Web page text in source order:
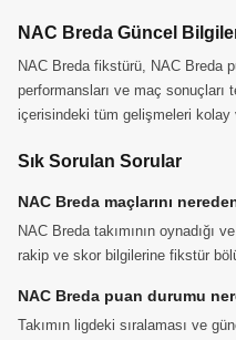
NAC Breda Güncel
NAC Breda fikstürü, NAC Breda
performansları ve maç
içerisindeki tüm gelişmeleri kolay
Sık Sorulan Sorular
NAC Breda maçlarını
NAC Breda takımının oynadığı
rakip ve skor bilgilerine fikstür
NAC Breda puan durumu
Takımın ligdeki sıralaması ve